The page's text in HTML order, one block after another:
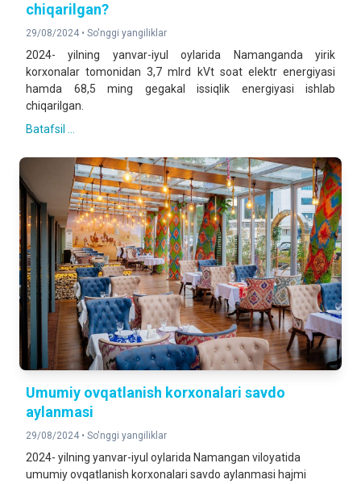
chiqarilgan?
29/08/2024 • So'nggi yangiliklar
2024- yilning yanvar-iyul oylarida Namanganda yirik
korxonalar tomonidan 3,7 mlrd kVt soat elektr energiyasi
hamda 68,5 ming gegakal issiqlik energiyasi ishlab
chiqarilgan.
Batafsil ...
Umumiy ovqatlanish korxonalari savdo
aylanmasi
29/08/2024 • So'nggi yangiliklar
2024- yilning yanvar-iyul oylarida Namangan viloyatida
umumiy ovqatlanish korxonalari savdo aylanmasi hajmi